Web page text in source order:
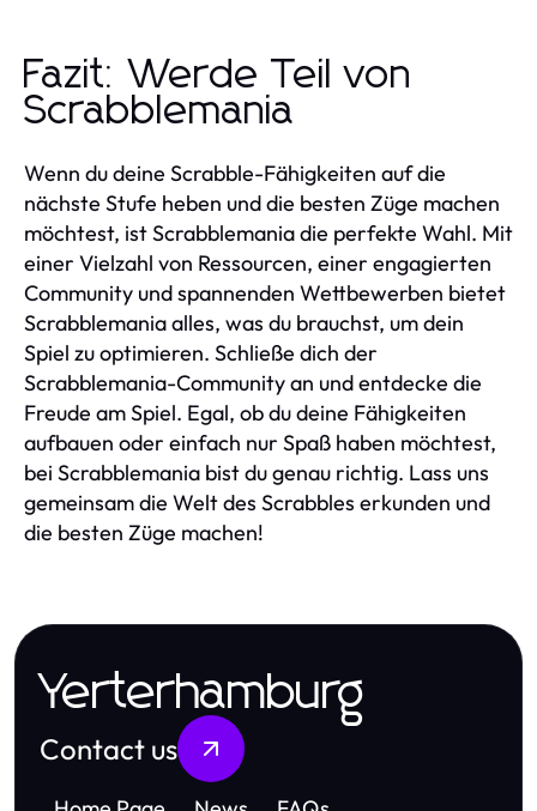
Fazit: Werde Teil von
Scrabblemania
Wenn du deine Scrabble-Fähigkeiten auf die
nächste Stufe heben und die besten Züge machen
möchtest, ist Scrabblemania die perfekte Wahl. Mit
einer Vielzahl von Ressourcen, einer engagierten
Community und spannenden Wettbewerben bietet
Scrabblemania alles, was du brauchst, um dein
Spiel zu optimieren. Schließe dich der
Scrabblemania-Community an und entdecke die
Freude am Spiel. Egal, ob du deine Fähigkeiten
aufbauen oder einfach nur Spaß haben möchtest,
bei Scrabblemania bist du genau richtig. Lass uns
gemeinsam die Welt des Scrabbles erkunden und
die besten Züge machen!
Yerterhamburg
Contact us